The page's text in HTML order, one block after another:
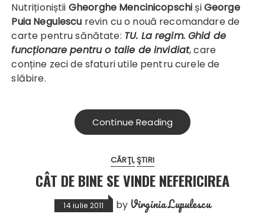
Nutriționiștii Gheorghe Mencinicopschi șiGeorge
Puia Negulescu revin cu o nouă recomandare de
carte pentru sănătate: TU. La regim. Ghid de
funcționare pentru o talie de invidiat, care
conține zeci de sfaturi utile pentru curele de
slăbire.
Continue Reading
CĂRŢI ŞTIRI
CÂT DE BINE SE VINDE NEFERICIREA
14 iulie 2011 by Virginia Lupulescu